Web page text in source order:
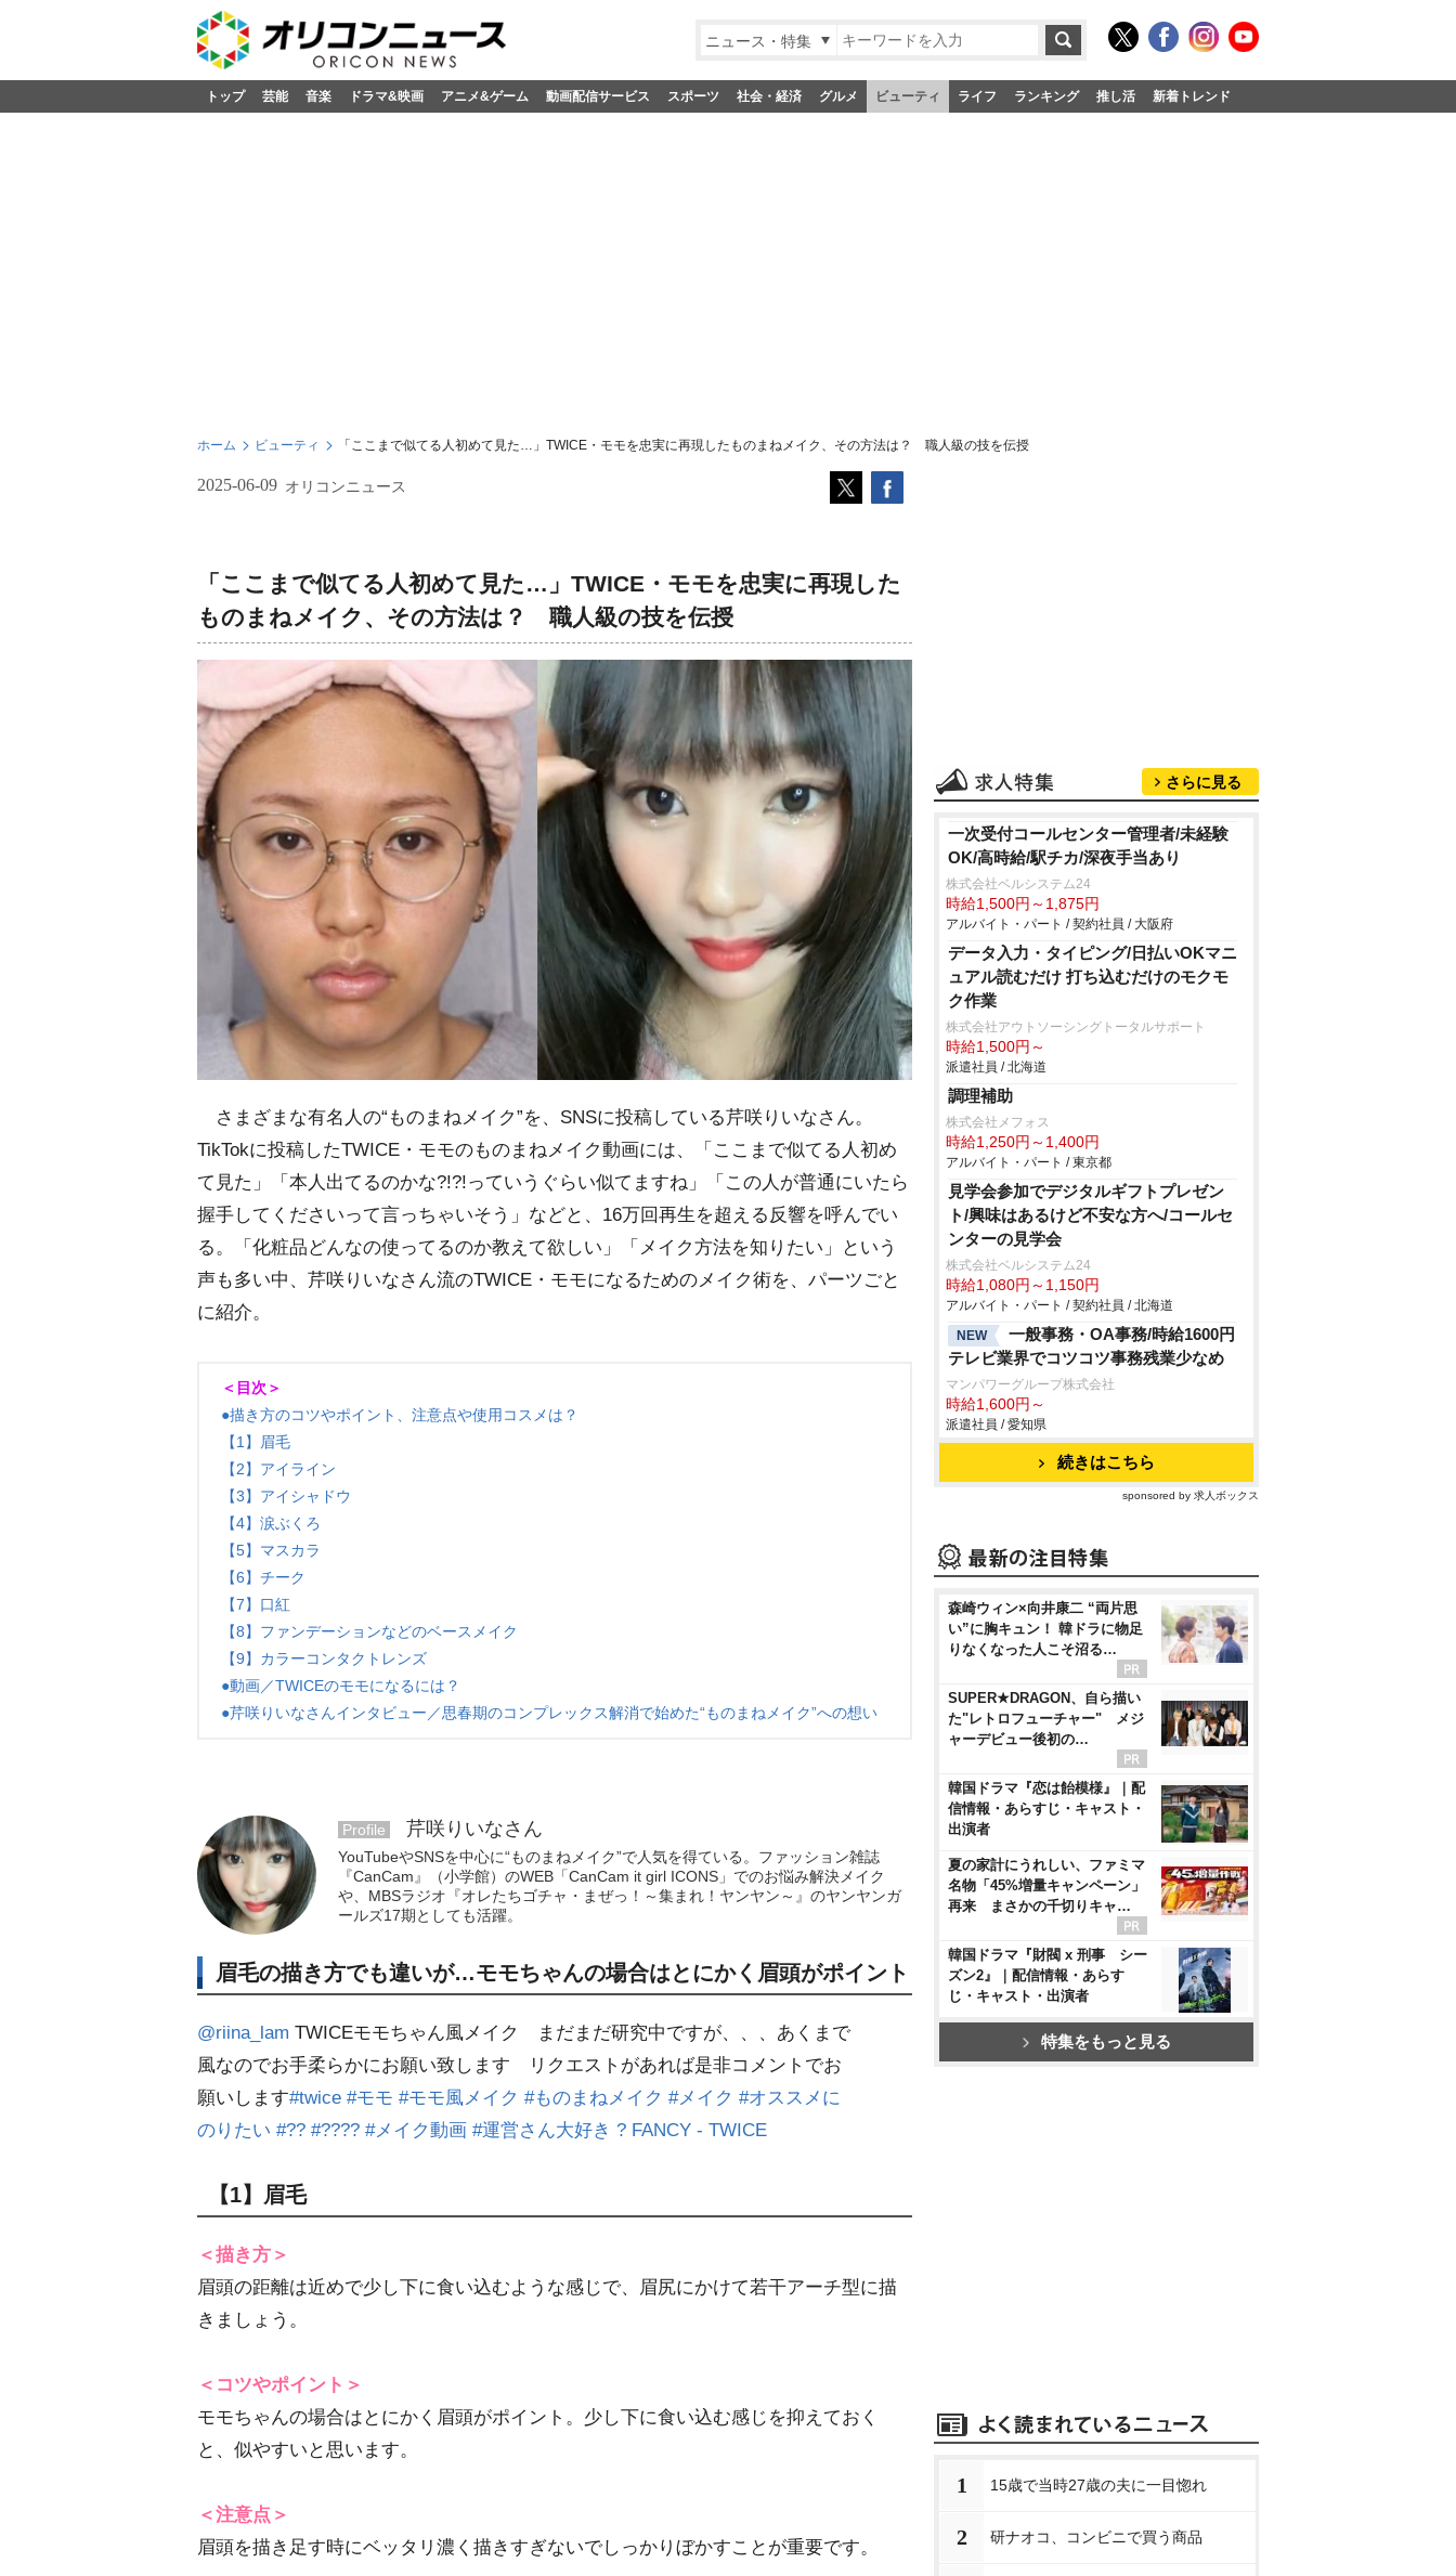
ニュース・特集
トップ 芸能 音楽 ドラマ&映画 アニメ&ゲーム 動画配信サービス スポーツ 社会・経済 グルメ ビューティ ライフ ランキング 推し活 新着トレンド
ホーム ビューティ 「ここまで似てる人初めて見た…」TWICE・モモを忠実に再現したものまねメイク、その方法は？ 職人級の技を伝授
2025-06-09 オリコンニュース
「ここまで似てる人初めて見た…」TWICE・モモを忠実に再現した
ものまねメイク、その方法は？ 職人級の技を伝授
さまざまな有名人の“ものまねメイク”を、SNSに投稿している芹咲りいなさん。
TikTokに投稿したTWICE・モモのものまねメイク動画には、「ここまで似てる人初め
て見た」「本人出てるのかな?!?!っていうぐらい似てますね」「この人が普通にいたら
握手してくださいって言っちゃいそう」などと、16万回再生を超える反響を呼んでい
る。「化粧品どんなの使ってるのか教えて欲しい」「メイク方法を知りたい」という
声も多い中、芹咲りいなさん流のTWICE・モモになるためのメイク術を、パーツごと
に紹介。
＜目次＞
●描き方のコツやポイント、注意点や使用コスメは？
【1】眉毛
【2】アイライン
【3】アイシャドウ
【4】涙ぶくろ
【5】マスカラ
【6】チーク
【7】口紅
【8】ファンデーションなどのベースメイク
【9】カラーコンタクトレンズ
●動画／TWICEのモモになるには？
●芹咲りいなさんインタビュー／思春期のコンプレックス解消で始めた“ものまねメイク”への想い
Profile 芹咲りいなさん
YouTubeやSNSを中心に“ものまねメイク”で人気を得ている。ファッション雑誌
『CanCam』（小学館）のWEB「CanCam it girl ICONS」でのお悩み解決メイク
、MBSラジオ『オレたちゴチャ・まぜっ！～集まれ！ヤンヤン～』のヤンヤンガ
ールズ17期としても活躍。
眉毛の描き方でも違いが…モモちゃんの場合はとにかく眉頭がポイント
@riina_lam TWICEモモちゃん風メイク まだまだ研究中ですが、、、あくまで
風なのでお手柔らかにお願い致します リクエストがあれば是非コメントでお
願いします#twice #モモ #モモ風メイク #ものまねメイク #メイク #オススメに
のりたい #?? #???? #メイク動画 #運営さん大好き ? FANCY - TWICE
【1】眉毛
＜描き方＞
眉頭の距離は近めで少し下に食い込むような感じで、眉尻にかけて若干アーチ型に描
きましょう。
＜コツやポイント＞
モモちゃんの場合はとにかく眉頭がポイント。少し下に食い込む感じを抑えておく
と、似やすいと思います。
＜注意点＞
眉頭を描き足す時にベッタリ濃く描きすぎないでしっかりぼかすことが重要です。
さらに見る
一次受付コールセンター管理者/未経験
OK/高時給/駅チカ/深夜手当あり
株式会社ベルシステム24
時給1,500円～1,875円
アルバイト・パート / 契約社員 / 大阪府
データ入力・タイピング/日払いOKマニ
ュアル読むだけ 打ち込むだけのモクモ
ク作業
株式会社アウトソーシングトータルサポート
時給1,500円～
派遣社員 / 北海道
調理補助
株式会社メフォス
時給1,250円～1,400円
アルバイト・パート / 東京都
見学会参加でデジタルギフトプレゼン
ト/興味はあるけど不安な方へ/コールセ
ンターの見学会
株式会社ベルシステム24
時給1,080円～1,150円
アルバイト・パート / 契約社員 / 北海道
NEW
一般事務・OA事務/時給1600円
テレビ業界でコツコツ事務残業少なめ
マンパワーグループ株式会社
時給1,600円～
派遣社員 / 愛知県
続きはこちら
sponsored by 求人ボックス
森崎ウィン×向井康二 “両片思
い”に胸キュン！ 韓ドラに物足
りなくなった人こそ沼る…
SUPER★DRAGON、自ら描い
た"レトロフューチャー" メジ
ャーデビュー後初の…
韓国ドラマ『恋は飴模様』｜配
信情報・あらすじ・キャスト・
出演者
夏の家計にうれしい、ファミマ
名物「45%増量キャンペーン」
再来 まさかの千切りキャ…
韓国ドラマ『財閥 x 刑事 シー
ズン2』｜配信情報・あらす
じ・キャスト・出演者
特集をもっと見る
1 15歳で当時27歳の夫に一目惚れ
2 研ナオコ、コンビニで買う商品